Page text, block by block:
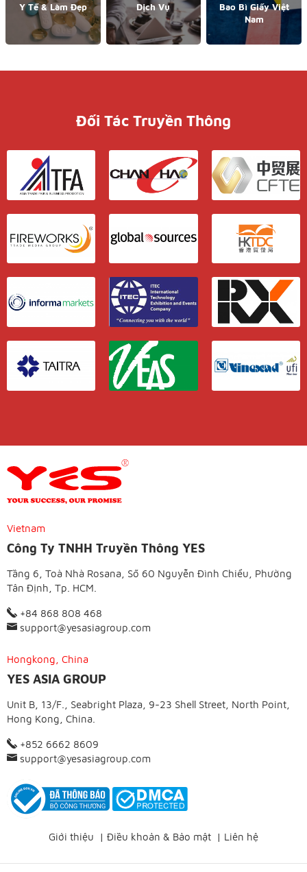
Y Tế & Làm Đẹp Dịch Vụ
Bao Bì Giấy Việt
Nam
Đối Tác Truyền Thông
Vietnam
Công Ty TNHH Truyền Thông YES
Tầng 6, Toà Nhà Rosana, Số 60 Nguyễn Đình Chiểu, Phường
Tân Định, Tp. HCM.
+84 868 808 468
support@yesasiagroup.com
Hongkong, China
YES ASIA GROUP
Unit B, 13/F., Seabright Plaza, 9-23 Shell Street, North Point,
Hong Kong, China.
+852 6662 8609
support@yesasiagroup.com
Giới thiệu | Điều khoản & Bảo mật | Liên hệ